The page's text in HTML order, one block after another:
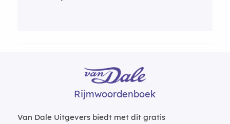
Rijmwoordenboek
Van Dale Uitgevers biedt met dit gratis